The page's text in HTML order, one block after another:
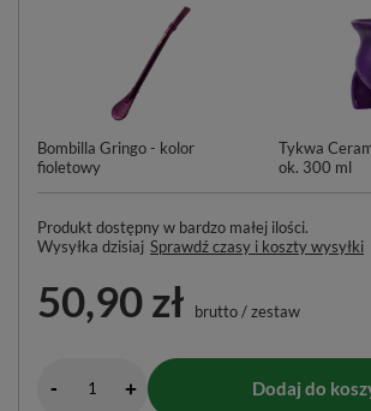
Bombilla Gringo - kolor
fioletowy
Tykwa
ok. 300 ml
Produkt dostępny w bardzo małej ilości
Wysyłka dzisiaj Sprawdź czasy i koszty wysyłki
50,90 zł brutto/zestaw
- + Dodaj do